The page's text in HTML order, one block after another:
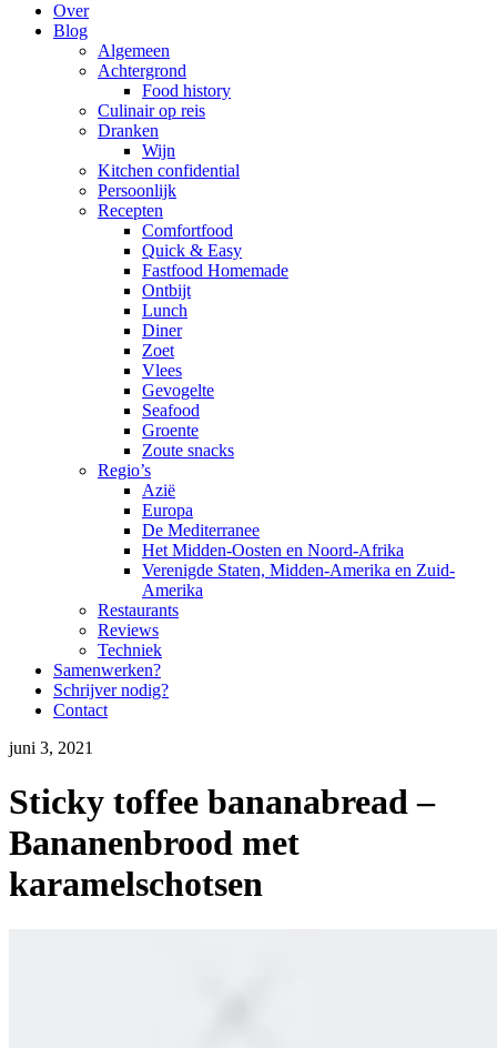
Over
Blog
Algemeen
Achtergrond
Food history
Culinair op reis
Dranken
Wijn
Kitchen confidential
Persoonlijk
Recepten
Comfortfood
Quick & Easy
Fastfood Homemade
Ontbijt
Lunch
Diner
Zoet
Vlees
Gevogelte
Seafood
Groente
Zoute snacks
Regio’s
Azië
Europa
De Mediterranee
Het Midden-Oosten en Noord-Afrika
Verenigde Staten, Midden-Amerika en Zuid-
Amerika
Restaurants
Reviews
Techniek
Samenwerken?
Schrijver nodig?
Contact
juni 3, 2021
Sticky toffee bananabread –
Bananenbrood met
karamelschotsen